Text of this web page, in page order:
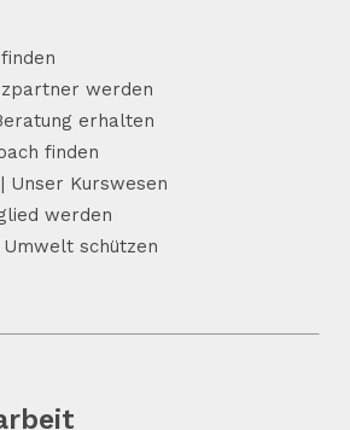
werden
erhalten
finden
Unser Kurswesen
werden
Umwelt schützen